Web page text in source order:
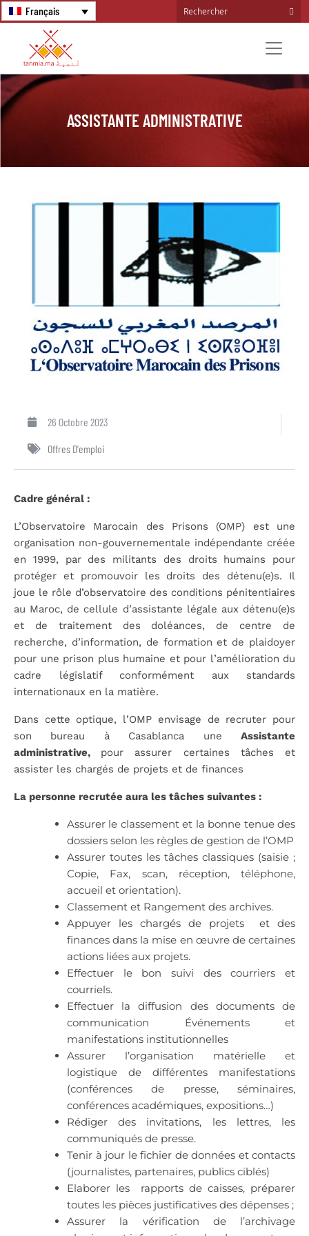
Français
ASSISTANTE ADMINISTRATIVE
26 Octobre 2023
Offres D'emploi
Cadre général :
L’Observatoire Marocain des Prisons (OMP) est une
organisation non-gouvernementale indépendante créée
en 1999, par des militants des droits humains pour
protéger et promouvoir les droits des détenu(e)s. Il
joue le rôle d’observatoire des conditions pénitentiaires
au Maroc, de cellule d’assistante légale aux détenu(e)s
et de traitement des doléances, de centre de
recherche, d’information, de formation et de plaidoyer
pour une prison plus humaine et pour l’amélioration du
cadre législatif conformément aux standards
internationaux en la matière.
Dans cette optique, l’OMP envisage de recruter pour
son bureau à Casablanca une Assistante
administrative, pour assurer certaines tâches et
assister les chargés de projets et de finances
La personne recrutée aura les tâches suivantes :
Assurer le classement et la bonne tenue des
dossiers selon les règles de gestion de l’OMP
Assurer toutes les tâches classiques (saisie ;
Copie, Fax, scan, réception, téléphone,
accueil et orientation).
Classement et Rangement des archives.
Appuyer les chargés de projets et des
finances dans la mise en œuvre de certaines
actions liées aux projets.
Effectuer le bon suivi des courriers et
courriels.
Effectuer la diffusion des documents de
communication Événements et
manifestations institutionnelles
Assurer l’organisation matérielle et
logistique de différentes manifestations
(conférences de presse, séminaires,
conférences académiques, expositions…)
Rédiger des invitations, les lettres, les
communiqués de presse.
Tenir à jour le fichier de données et contacts
(journalistes, partenaires, publics ciblés)
Elaborer les rapports de caisses, préparer
toutes les pièces justificatives des dépenses ;
Assurer la vérification de l’archivage